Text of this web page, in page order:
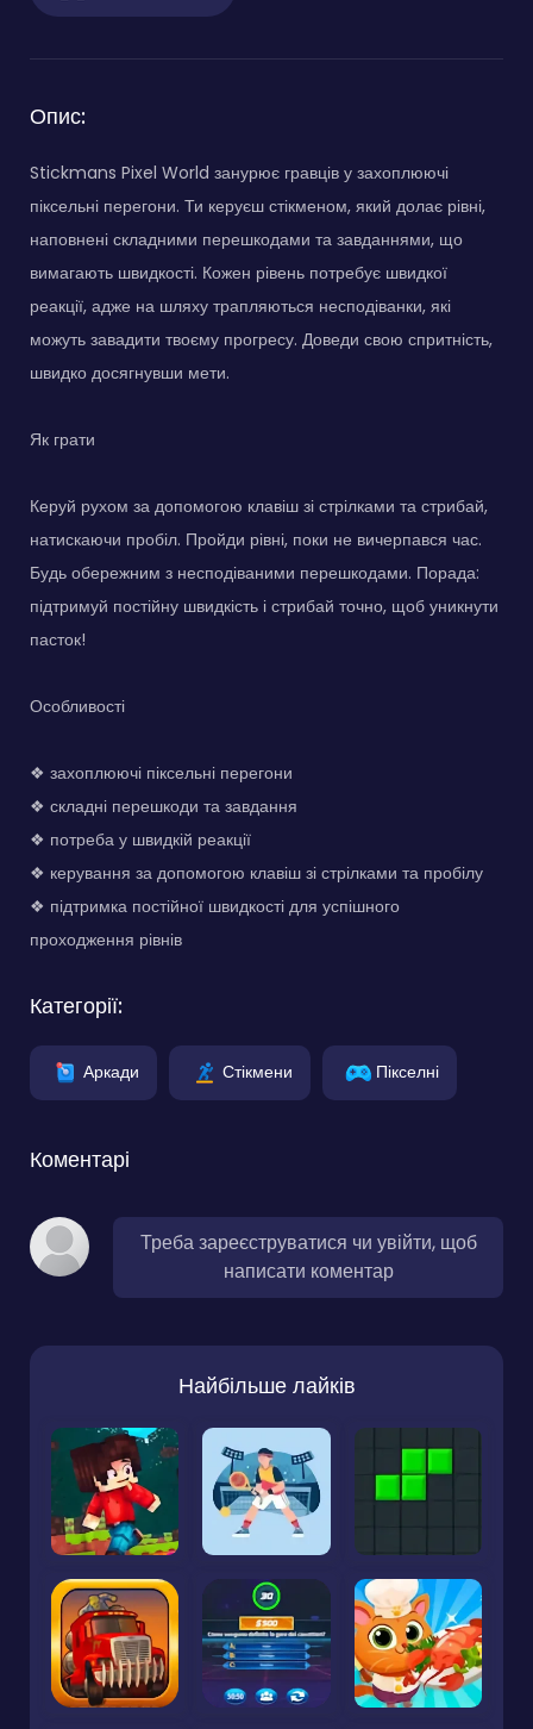
Опис:
Stickmans Pixel World занурює гравців у захоплюючі
піксельні перегони. Ти керуєш стікменом, який долає рівні,
наповнені складними перешкодами та завданнями, що
вимагають швидкості. Кожен рівень потребує швидкої
реакції, адже на шляху трапляються несподіванки, які
можуть завадити твоєму прогресу. Доведи свою спритність,
швидко досягнувши мети.
Як грати
Керуй рухом за допомогою клавіш зі стрілками та стрибай,
натискаючи пробіл. Пройди рівні, поки не вичерпався час.
Будь обережним з несподіваними перешкодами. Порада:
підтримуй постійну швидкість і стрибай точно, щоб уникнути
пасток!
Особливості
❖ захоплюючі піксельні перегони
❖ складні перешкоди та завдання
❖ потреба у швидкій реакції
❖ керування за допомогою клавіш зі стрілками та пробілу
❖ підтримка постійної швидкості для успішного
проходження рівнів
Категорії:
Аркади Стікмени Пікселні
Коментарі
Треба зареєструватися чи увійти, щоб
написати коментар
Найбільше лайків